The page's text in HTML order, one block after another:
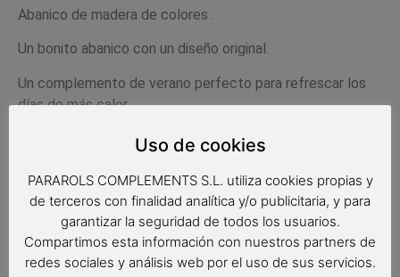
Abanico de madera de colores .
Un bonito abanico con un diseño original.
Un complemento de verano perfecto para refrescar los
días de más calor.
El abanico va con una caja de cartón individual totalmente
Un regalo muy completo y original a la vez que muy
práctico.Regalo original para bodas, comuniones, bautizos
, perfecto para detalles especiales para los invitados.
-Medidas del abanico: 23 cm de largo / Peso: 78 gr
Uso de cookies
PARAROLS COMPLEMENTS S.L. utiliza cookies propias y
de terceros con finalidad analítica y/o publicitaria, y para
garantizar la seguridad de todos los usuarios.
Compartimos esta información con nuestros partners de
redes sociales y análisis web por el uso de sus servicios.